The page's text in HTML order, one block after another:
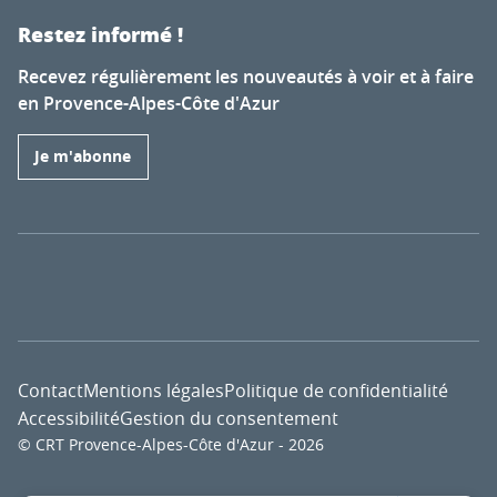
Restez informé !
Recevez régulièrement les nouveautés à voir et à faire
en Provence-Alpes-Côte d'Azur
Je m'abonne
© CRT Provence-Alpes-Côte d'Azur - 2026
ContactMentions légalesPolitique de confidentialité
AccessibilitéGestion du consentement